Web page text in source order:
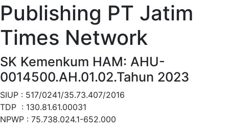
Publishing PT Jatim
Times Network
SK Kemenkum HAM: AHU-
0014500.AH.01.02.Tahun 2023
SIUP : 517/0241/35.73.407/2016
TDP : 130.81.61.00031
NPWP : 75.738.024.1-652.000